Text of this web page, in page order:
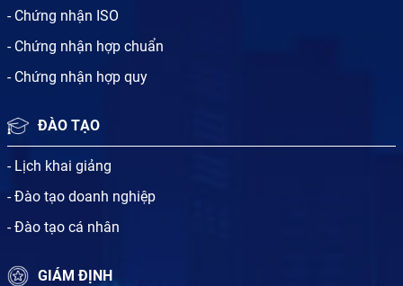
- Chứng nhận ISO
- Chứng nhận hợp chuẩn
- Chứng nhận hợp quy
ĐÀO TẠO
- Lịch khai giảng
- Đào tạo doanh nghiệp
- Đào tạo cá nhân
GIÁM ĐỊNH